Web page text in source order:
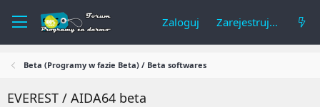
Zaloguj Zarejestruj się
Beta (Programy w fazie Beta) / Beta softwares
EVEREST / AIDA64 beta